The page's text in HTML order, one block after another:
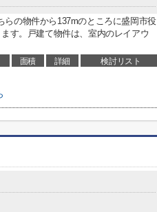
の物件から137mのところに盛岡市役
す。戸建て物件は、室内のレイアウ
面積 詳細 検討リスト